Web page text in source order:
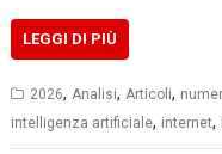
LEGGI DI PIÙ
2026, Analisi, Articoli,
intelligenza artificiale, internet,